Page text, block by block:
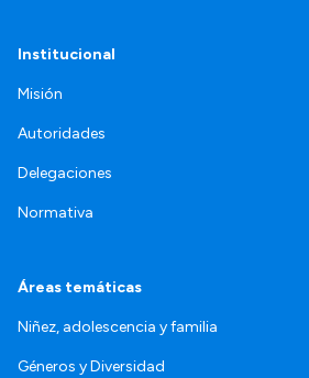
Institucional
Misión
Autoridades
Delegaciones
Normativa
Áreas temáticas
Niñez, adolescencia y familia
Géneros y Diversidad